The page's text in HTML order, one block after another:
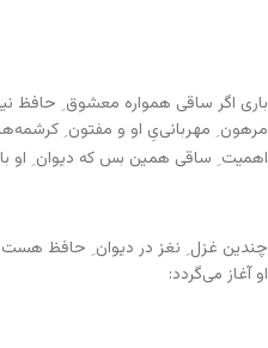
باری اگر ساقی همواره معشوق
مرهون ِ مهربانی‌یِ او و مفتون
اهمیت ِ ساقی همین بس که دیوان ِ او
چندین غزل ِ نغز در دیوان ِ حافظ
او آغاز می‌گردد: